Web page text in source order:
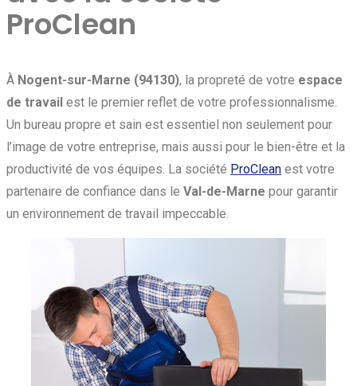
ProClean
À Nogent-sur-Marne (94130), la propreté de votre espace
de travail est le premier reflet de votre professionnalisme.
Un bureau propre et sain est essentiel non seulement pour
l’image de votre entreprise, mais aussi pour le bien-être et la
productivité de vos équipes. La société ProClean est votre
partenaire de confiance dans le Val-de-Marne pour garantir
un environnement de travail impeccable.